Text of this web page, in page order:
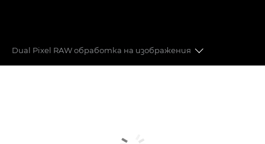
Dual Pixel RAW обработка на изображения
МОЩНА ПРОИЗВОДИТЕЛНОСТ